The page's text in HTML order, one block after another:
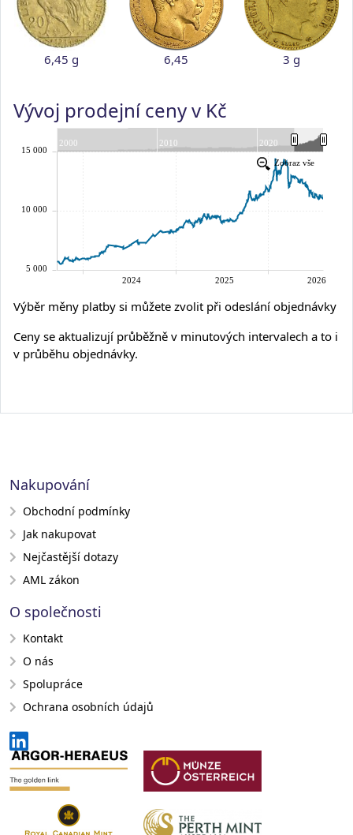
6,45 g 6,45 3 g
Vývoj prodejní ceny v Kč
Výběr měny platby si můžete zvolit při odeslání objednávky
Ceny se aktualizují průběžně v minutových intervalech a to i
v průběhu objednávky.
Nakupování
Obchodní podmínky
Jak nakupovat
Nejčastější dotazy
AML zákon
O společnosti
Kontakt
O nás
Spolupráce
Ochrana osobních údajů